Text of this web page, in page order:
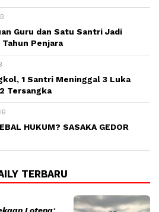
Guru dan Satu Santri Jadi
Penjara
1 Santri Meninggal 3 Luka
Tersangka
HUKUM? SASAKA GEDOR
TERBARU
Loteng: